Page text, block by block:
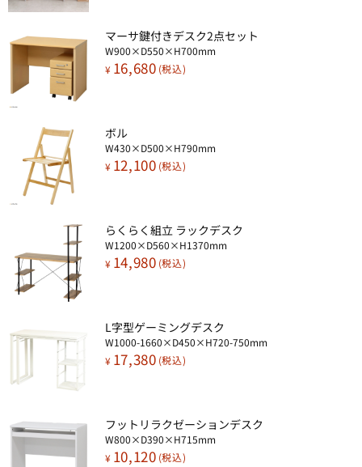
マーサ鍵付きデスク2点セット​
W900×D550×H700mm
¥ 16,680
ボル​
W430×D500×H790mm
¥ 12,100
らくらく​​組立 ラックデスク​
W1200×D560×H1370mm
¥ 14,980
L字型ゲーミングデスク​
W1000-1660×D450×H720-750mm
¥ 17,380
フットリラクゼーションデスク​
W800×D390×H715mm
¥ 10,120